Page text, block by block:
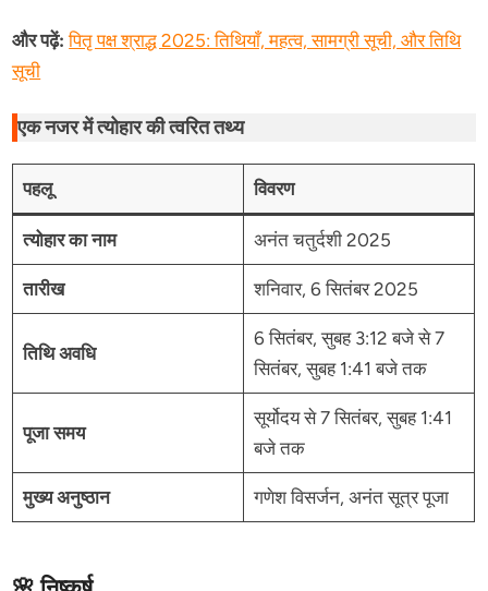
और पढ़ें: पितृ पक्ष श्राद्ध 2025: तिथियाँ, महत्व, सामग्री सूची, और तिथि
सूची
एक नजर में त्योहार की त्वरित तथ्य
पहलू विवरण
त्योहार का नाम अनंत चतुर्दशी 2025
तारीख शनिवार, 6 सितंबर 2025
तिथि अवधि
6 सितंबर, सुबह 3:12 बजे से 7
सितंबर, सुबह 1:41 बजे तक
पूजा समय
सूर्योदय से 7 सितंबर, सुबह 1:41
बजे तक
मुख्य अनुष्ठान गणेश विसर्जन, अनंत सूत्र पूजा